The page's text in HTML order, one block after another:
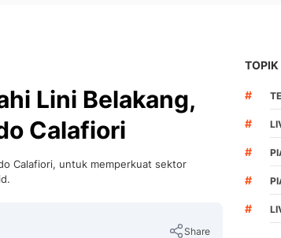
Lini Belakang,
Calafiori
Calafiori, untuk memperkuat sektor
Share
TOPIK
#
#
#
#
#